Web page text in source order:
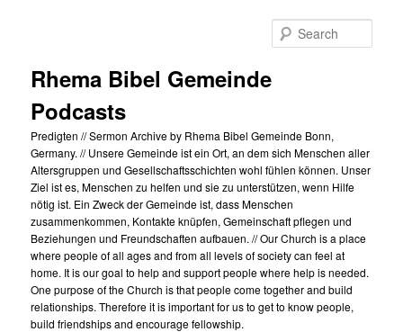
Rhema Bibel Gemeinde
Podcasts
Predigten // Sermon Archive by Rhema Bibel Gemeinde Bonn,
Germany. // Unsere Gemeinde ist ein Ort, an dem sich Menschen aller
Altersgruppen und Gesellschaftsschichten wohl fühlen können. Unser
Ziel ist es, Menschen zu helfen und sie zu unterstützen, wenn Hilfe
nötig ist. Ein Zweck der Gemeinde ist, dass Menschen
zusammenkommen, Kontakte knüpfen, Gemeinschaft pflegen und
Beziehungen und Freundschaften aufbauen. // Our Church is a place
where people of all ages and from all levels of society can feel at
home. It is our goal to help and support people where help is needed.
One purpose of the Church is that people come together and build
relationships. Therefore it is important for us to get to know people,
build friendships and encourage fellowship.